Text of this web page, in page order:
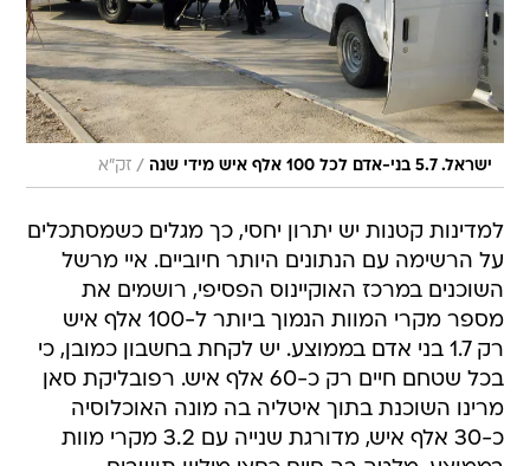
ישראל. 5.7 בני-אדם לכל 100 אלף איש מידי שנה / זק"א
למדינות קטנות יש יתרון יחסי, כך מגלים כשמסתכלים
על הרשימה עם הנתונים היותר חיוביים. איי מרשל
השוכנים במרכז האוקיינוס הפסיפי, רושמים את
מספר מקרי המוות הנמוך ביותר ל-100 אלף איש 
רק 1.7 בני אדם בממוצע. יש לקחת בחשבון כמובן, כי
בכל שטחם חיים רק כ-60 אלף איש. רפובליקת סאן
מרינו השוכנת בתוך איטליה בה מונה האוכלוסיה
כ-30 אלף איש, מדורגת שנייה עם 3.2 מקרי מוות